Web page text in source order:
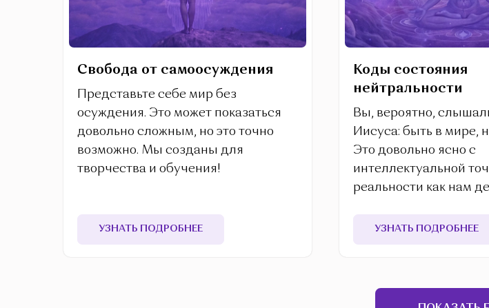
Свобода от самоосуждения
Представьте себе мир без
осуждения. Это может показаться
довольно сложным, но это точно
возможно. Мы созданы для
творчества и обучения!
УЗНАТЬ ПОДРОБНЕЕ
Коды состояния
нейтральности
Вы, вероятно,
Иисуса: быть в мире,
Это довольно ясно с
интеллектуальной
реальности как нам
УЗНАТЬ ПОДРОБНЕЕ